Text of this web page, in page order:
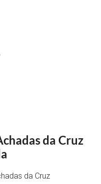
da Cruz